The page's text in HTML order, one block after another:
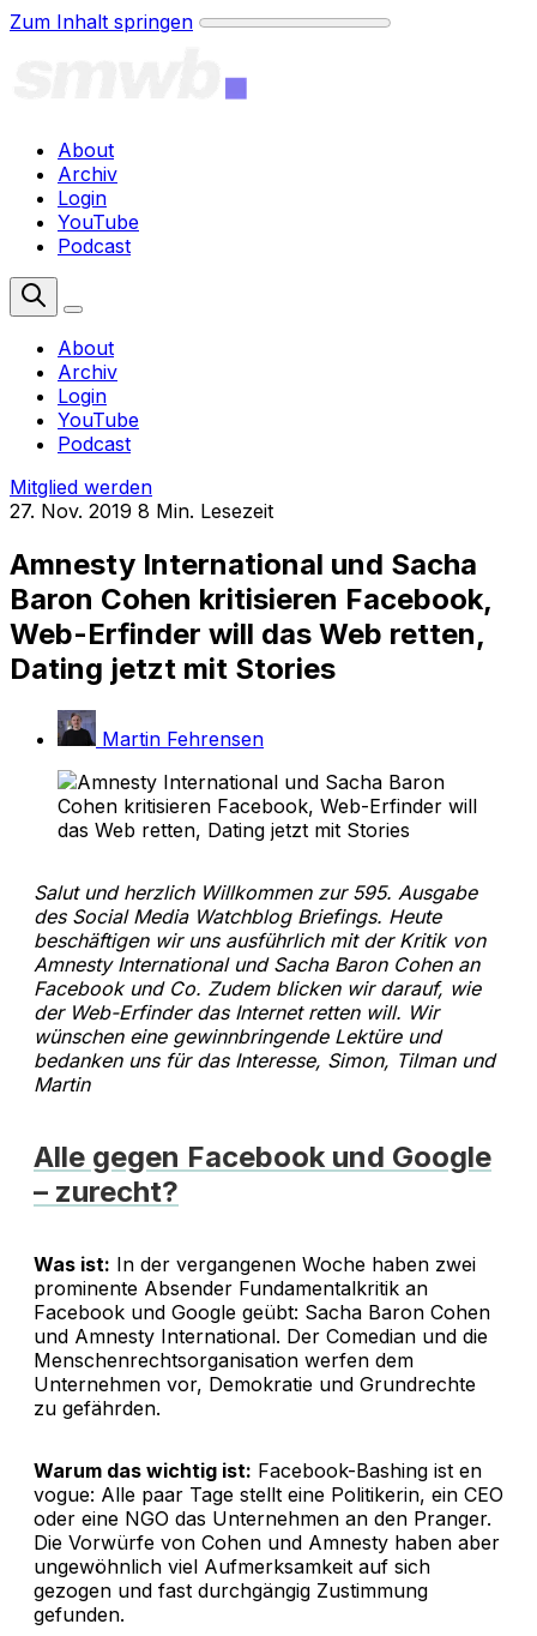
Zum Inhalt springen
About
Archiv
Login
YouTube
Podcast
About
Archiv
Login
YouTube
Podcast
Mitglied werden
27. Nov. 2019 8 Min. Lesezeit
Amnesty International und Sacha
Baron Cohen kritisieren Facebook,
Web-Erfinder will das Web retten,
Dating jetzt mit Stories
Martin Fehrensen
Salut und herzlich Willkommen zur 595. Ausgabe
des Social Media Watchblog Briefings. Heute
beschäftigen wir uns ausführlich mit der Kritik von
Amnesty International und Sacha Baron Cohen an
Facebook und Co. Zudem blicken wir darauf, wie
der Web-Erfinder das Internet retten will. Wir
wünschen eine gewinnbringende Lektüre und
bedanken uns für das Interesse, Simon, Tilman und
Martin
Alle gegen Facebook und Google
– zurecht?
Was ist: In der vergangenen Woche haben zwei
prominente Absender Fundamentalkritik an
Facebook und Google geübt: Sacha Baron Cohen
und Amnesty International. Der Comedian und die
Menschenrechtsorganisation werfen dem
Unternehmen vor, Demokratie und Grundrechte
zu gefährden.
Warum das wichtig ist: Facebook-Bashing ist en
vogue: Alle paar Tage stellt eine Politikerin, ein CEO
oder eine NGO das Unternehmen an den Pranger.
Die Vorwürfe von Cohen und Amnesty haben aber
ungewöhnlich viel Aufmerksamkeit auf sich
gezogen und fast durchgängig Zustimmung
gefunden.